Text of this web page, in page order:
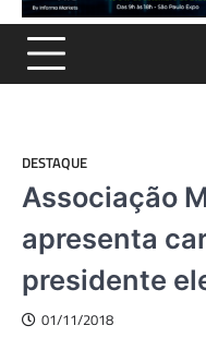
DESTAQUE
Associação
apresenta
presidente
01/11/2018